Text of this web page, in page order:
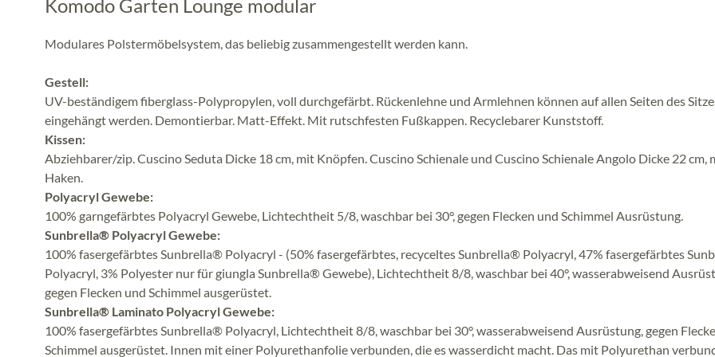
Komodo Garten Lounge modular
Modulares Polstermöbelsystem, das beliebig zusammengestellt werden kann.
Gestell:
UV-beständigem fiberglass-Polypropylen, voll durchgefärbt. Rückenlehne und Armlehnen können auf allen Seiten des
eingehängt werden. Demontierbar. Matt-Effekt. Mit rutschfesten Fußkappen. Recyclebarer Kunststoff.
Kissen:
Abziehbarer/zip. Cuscino Seduta Dicke 18 cm, mit Knöpfen. Cuscino Schienale und Cuscino Schienale Angolo Dicke 22 cm,
Haken.
Polyacryl Gewebe:
100% garngefärbtes Polyacryl Gewebe, Lichtechtheit 5/8, waschbar bei 30°, gegen Flecken und Schimmel Ausrüstung.
Sunbrella® Polyacryl Gewebe:
100% fasergefärbtes Sunbrella® Polyacryl - (50% fasergefärbtes, recyceltes Sunbrella® Polyacryl, 47% fasergefärbtes
Polyacryl, 3% Polyester nur für giungla Sunbrella® Gewebe), Lichtechtheit 8/8, waschbar bei 40°, wasserabweisend
gegen Flecken und Schimmel ausgerüstet.
Sunbrella® Laminato Polyacryl Gewebe:
100% fasergefärbtes Sunbrella® Polyacryl, Lichtechtheit 8/8, waschbar bei 30°, wasserabweisend Ausrüstung, gegen
Schimmel ausgerüstet. Innen mit einer Polyurethanfolie verbunden, die es wasserdicht macht. Das mit Polyurethan